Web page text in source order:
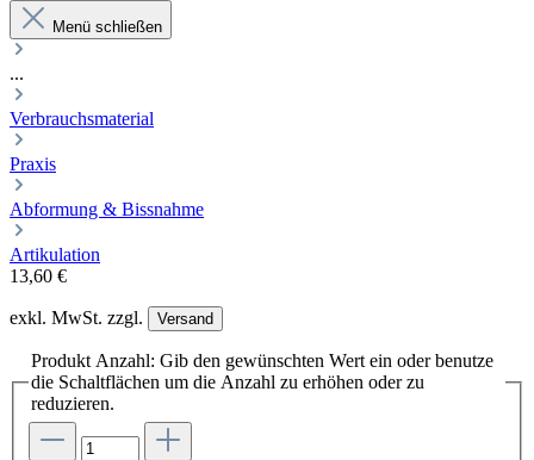
Menü schließen
...
Verbrauchsmaterial
Praxis
Abformung & Bissnahme
Artikulation
13,60 €
exkl. MwSt. zzgl. Versand
Produkt Anzahl: Gib den gewünschten Wert ein oder benutze
die Schaltflächen um die Anzahl zu erhöhen oder zu
reduzieren.